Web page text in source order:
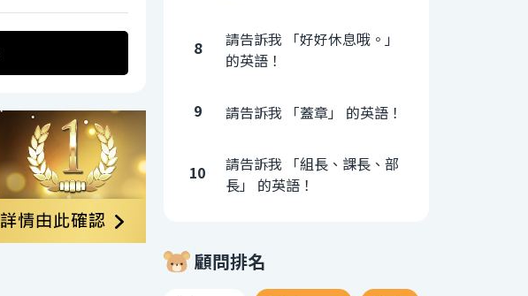
8
請告訴我 「好好休息哦。」
的英語！
9 請告訴我 「蓋章」 的英語！
10
請告訴我 「組長、課長、部
長」 的英語！
顧問排名